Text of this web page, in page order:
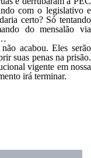
com o legislativo e
certo? Só tentando
do mensalão via
acabou. Eles serão
suas penas na prisão.
vigente em nossa
irá terminar.